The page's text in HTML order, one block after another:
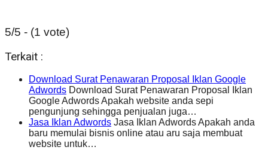
5/5 - (1 vote)
Terkait :
Download Surat Penawaran Proposal Iklan Google
Adwords Download Surat Penawaran Proposal Iklan
Google Adwords Apakah website anda sepi
pengunjung sehingga penjualan juga…
Jasa Iklan Adwords Jasa Iklan Adwords Apakah anda
baru memulai bisnis online atau aru saja membuat
website untuk…